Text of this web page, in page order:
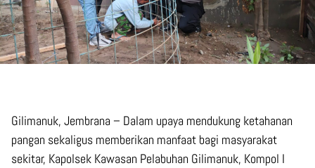
Gilimanuk, Jembrana – Dalam upaya mendukung ketahanan
pangan sekaligus memberikan manfaat bagi masyarakat
sekitar, Kapolsek Kawasan Pelabuhan Gilimanuk, Kompol I